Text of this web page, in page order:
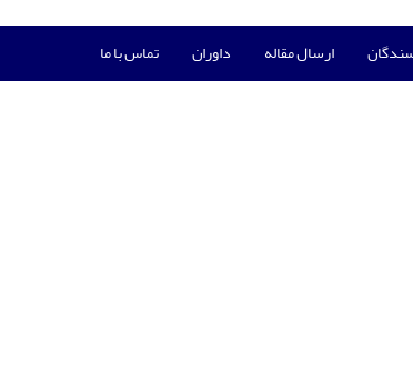
ارسال مقاله داوران تماس با ما